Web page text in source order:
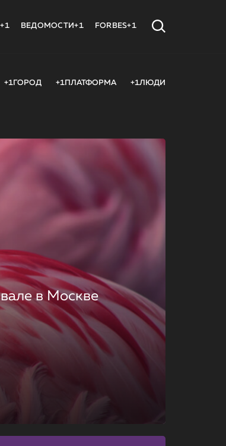
ВЕДОМОСТИ+1 FORBES+1
+1ГОРОД +1ПЛАТФОРМА +1ЛЮДИ
в Москве